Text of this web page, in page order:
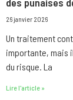
26 janvier 2026
Un traitement
importante, mais
du risque. La
Lire l'article »